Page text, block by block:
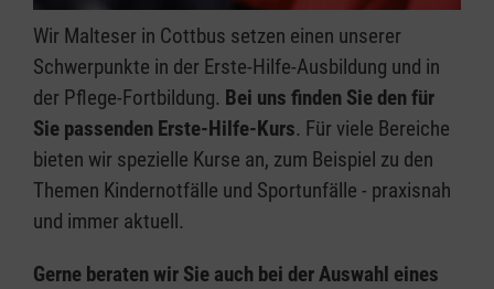
Wir Malteser in Cottbus setzen einen unserer
Schwerpunkte in der Erste-Hilfe-Ausbildung und in
der Pflege-Fortbildung. Bei uns finden Sie den für
Sie passenden Erste-Hilfe-Kurs. Für viele Bereiche
bieten wir spezielle Kurse an, zum Beispiel zu den
Themen Kindernotfälle und Sportunfälle - praxisnah
und immer aktuell.
Gerne beraten wir Sie auch bei der Auswahl eines